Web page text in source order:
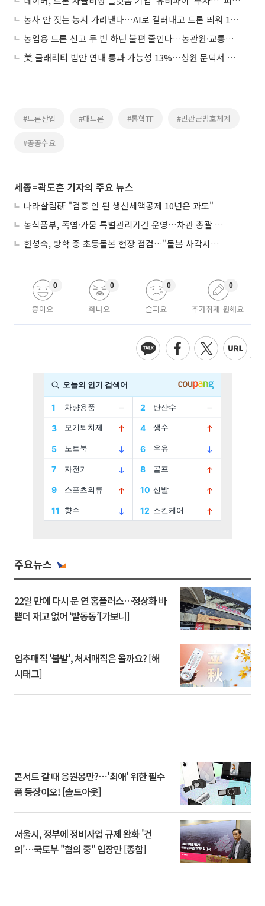
농사 안 짓는 농지 가려낸다…AI로 걸러내고 드론 띄워 195만㏊ 전수조사
농업용 드론 신고 두 번 하던 불편 줄인다…농관원·교통안전공단 ‘데이터 연계’
美 클래리티 법안 연내 통과 가능성 13%…상원 문턱서 제동
#드론산업 #대드론 #통합TF #민관군방호체계
#공공수요
세종=곽도흔 기자의 주요 뉴스
나라살림硏 "검증 안 된 생산세액공제 10년은 과도"
농식품부, 폭염·가뭄 특별관리기간 운영…차관 총괄 대응체계 격상
한성숙, 방학 중 초등돌봄 현장 점검…"돌봄 사각지대 없애야"
좋아요
0
화나요
0
슬퍼요
0
추가취재 원해요
0
주요뉴스
22일 만에 다시 문 연 홈플러스…정상화 바
쁜데 재고 없어 ‘발동동’[가보니]
입추매직 '불발', 처서매직은 올까요? [해
시태그]
콘서트 갈 때 응원봉만?⋯'최애' 위한 필수
품 등장이오! [솔드아웃]
서울시, 정부에 정비사업 규제 완화 '건
의'⋯국토부 "협의 중" 입장만 [종합]